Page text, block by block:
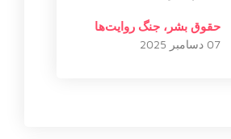
حقوق بشر، جنگ روایت‌ها
07 دسامبر 2025